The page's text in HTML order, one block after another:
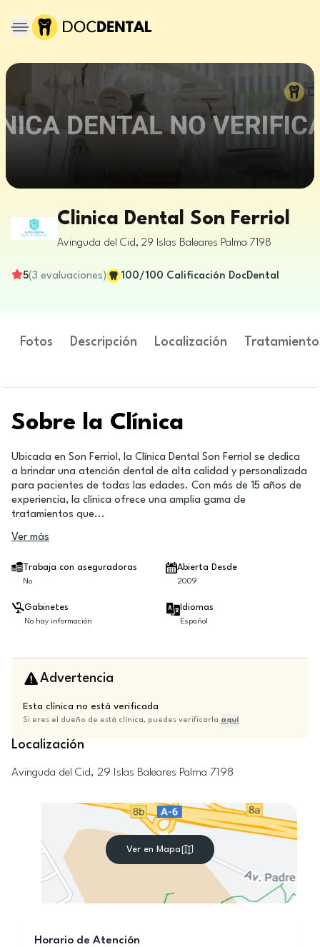
Clinica Dental Son Ferriol
Avinguda del Cid, 29 Islas Baleares Palma 7198
5(3 evaluaciones) 100/100 Calificación DocDental
Fotos Descripción Localización
Sobre la Clínica
Ubicada en Son Ferriol, la Clínica Dental Son Ferriol se dedica
a brindar una atención dental de alta calidad y personalizada
para pacientes de todas las edades. Con más de 15 años de
experiencia, la clínica ofrece una amplia gama de
tratamientos que...
Ver más
Trabaja con aseguradoras
No
Abierta Desde
2009
Gabinetes
No hay información
Idiomas
Español
Advertencia
Esta clínica no está verificada
Si eres el dueño de está clínica, puedes verificarla aquí
Localización
Avinguda del Cid, 29 Islas Baleares Palma 7198
Ver en Mapa
Horario de Atención